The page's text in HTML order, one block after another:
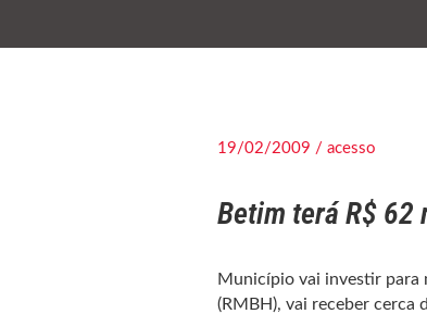
19/02/2009 / acesso
Betim terá R$ 62
Município vai investir para
(RMBH), vai receber cerca